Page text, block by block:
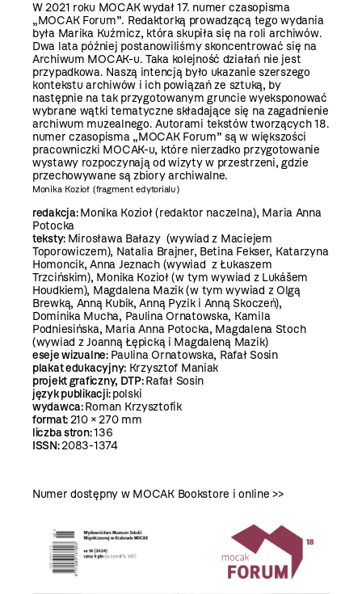
W 2021 roku MOCAK wydał 17. numer czasopisma
„MOCAK Forum”. Redaktorką prowadzącą tego wydania
była Marika Kuźmicz, która skupiła się na roli archiwów.
Dwa lata później postanowiliśmy skoncentrować się na
Archiwum MOCAK-u. Taka kolejność działań nie jest
przypadkowa. Naszą intencją było ukazanie szerszego
kontekstu archiwów i ich powiązań ze sztuką, by
następnie na tak przygotowanym gruncie wyeksponować
wybrane wątki tematyczne składające się na zagadnienie
archiwum muzealnego. Autorami tekstów tworzących 18.
numer czasopisma „MOCAK Forum” są w większości
pracowniczki MOCAK-u, które nierzadko przygotowanie
wystawy rozpoczynają od wizyty w przestrzeni, gdzie
przechowywane są zbiory archiwalne.
Monika Kozioł (fragment edytorialu)
redakcja:Monika Kozioł (redaktor naczelna), Maria Anna
Potocka
teksty: Mirosława Bałazy (wywiad z Maciejem
Toporowiczem), Natalia Brajner, Betina Fekser, Katarzyna
Homoncik, Anna Jeznach (wywiad z Łukaszem
Trzcińskim), Monika Kozioł (w tym wywiad z Lukášem
Houdkiem), Magdalena Mazik (w tym wywiad z Olgą
Brewką, Anną Kubik, Anną Pyzik i Anną Skoczeń),
Dominika Mucha, Paulina Ornatowska, Kamila
Podniesińska, Maria Anna Potocka, Magdalena Stoch
(wywiad z Joanną Łępicką i Magdaleną Mazik)
eseje wizualne: Paulina Ornatowska, Rafał Sosin
plakat edukacyjny:Krzysztof Maniak
projekt graficzny, DTP:Rafał Sosin
język publikacji:polski
wydawca:Roman Krzysztofik
format: 210 × 270 mm
liczba stron:136
ISSN:2083-1374
Numer dostępny w MOCAK Bookstore ionline >>